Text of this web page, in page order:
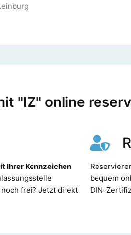
"IZ" online
Ihrer Kennzeichen
frei? Jetzt direkt
bequem
DIN-